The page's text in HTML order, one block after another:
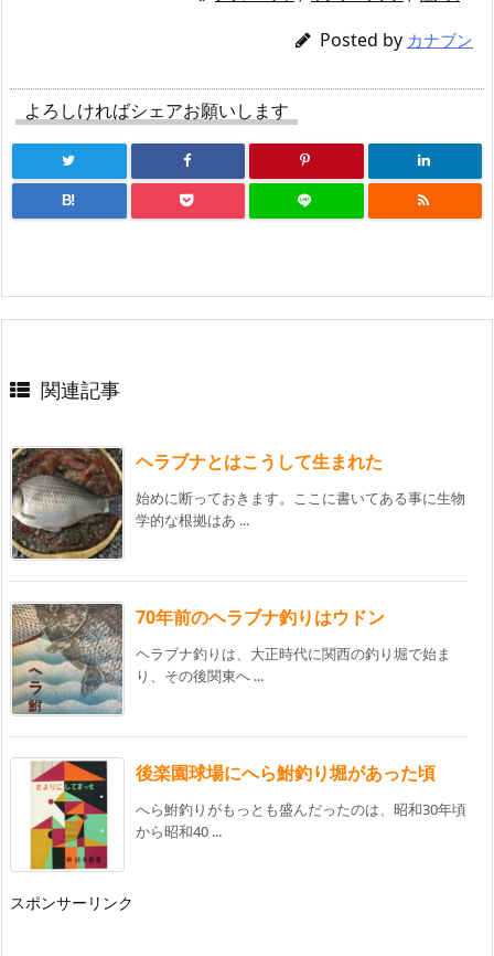
Posted by カナブン
よろしければシェアお願いします
B!
関連記事
ヘラブナとはこうして生まれた
始めに断っておきます。ここに書いてある事に生物
学的な根拠はあ ...
70年前のヘラブナ釣りはウドン
ヘラブナ釣りは、大正時代に関西の釣り堀で始ま
り、その後関東へ ...
後楽園球場にへら鮒釣り堀があった頃
へら鮒釣りがもっとも盛んだったのは、昭和30年頃
から昭和40 ...
スポンサーリンク